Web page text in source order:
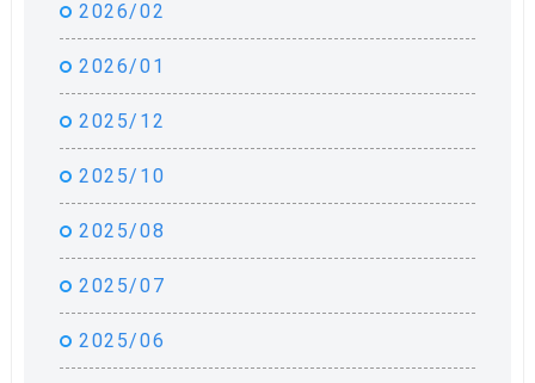
2026/02
2026/01
2025/12
2025/10
2025/08
2025/07
2025/06